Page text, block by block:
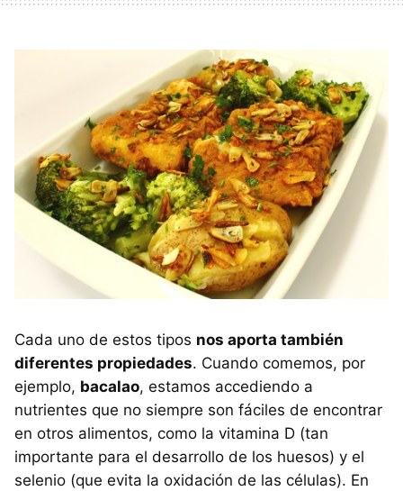
Cada uno de estos tipos nos aporta también
diferentes propiedades. Cuando comemos, por
ejemplo, bacalao, estamos accediendo a
nutrientes que no siempre son fáciles de encontrar
en otros alimentos, como la vitamina D (tan
importante para el desarrollo de los huesos) y el
selenio (que evita la oxidación de las células). En